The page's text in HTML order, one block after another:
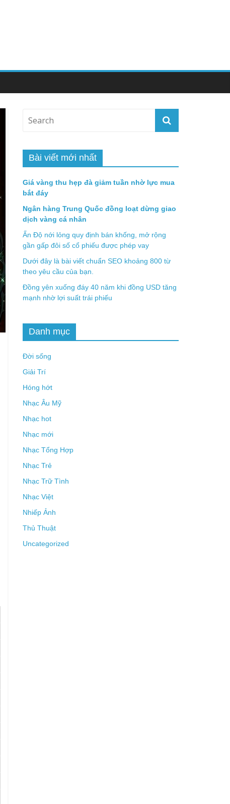
Bài viết mới nhất
Giá vàng thu hẹp đà giảm tuần nhờ lực mua
bắt đáy
Ngân hàng Trung Quốc đồng loạt dừng giao
dịch vàng cá nhân
Ấn Độ nới lỏng quy định bán khống, mở rộng
gần gấp đôi số cổ phiếu được phép vay
Dưới đây là bài viết chuẩn SEO khoảng 800 từ
theo yêu cầu của bạn.
Đồng yên xuống đáy 40 năm khi đồng USD tăng
mạnh nhờ lợi suất trái phiếu
Danh mục
Đời sống
Giải Trí
Hóng hớt
Nhạc Âu Mỹ
Nhạc hot
Nhạc mới
Nhạc Tổng Hợp
Nhạc Trẻ
Nhạc Trữ Tình
Nhạc Việt
Nhiếp Ảnh
Thủ Thuật
Uncategorized